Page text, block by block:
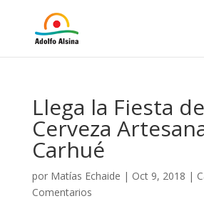
Llega la Fiesta
Cerveza
Carhué
por Matías Echaide | Oct 9, 2018 |
Comentarios